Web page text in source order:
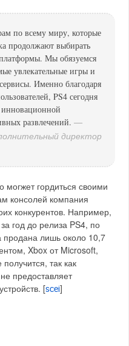
по всему миру, которые
продолжают выбирать
Мы обязуемся
увлекательные игры и
Именно благодаря
PS4 сегодня
инновационной
развлечений. —
директор
могжет гордиться своими
консолей компания
конкурентов. Например,
год до релиза PS4, по
лишь около 10,7
Xbox от Microsoft,
так как
предоставляет
[scei]